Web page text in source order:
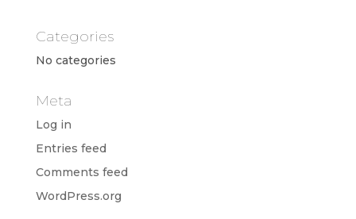
Categories
No categories
Meta
Log in
Entries feed
Comments feed
WordPress.org